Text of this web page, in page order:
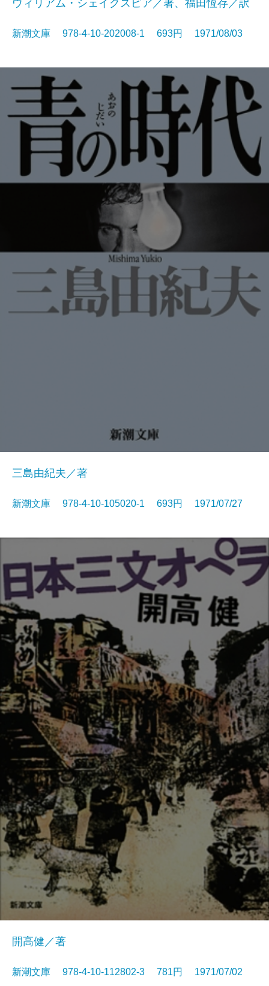
ウィリアム・シェイクスピア／著、福田恆存／訳
新潮文庫 978-4-10-202008-1 693円 1971/08/03
三島由紀夫／著
新潮文庫 978-4-10-105020-1 693円 1971/07/27
開高健／著
新潮文庫 978-4-10-112802-3 781円 1971/07/02